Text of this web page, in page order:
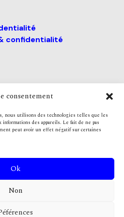
consentement
nous utilisons des technologies telles que les
des appareils. Le fait de ne pas
peut avoir un effet négatif sur certaines
Ok
Non
confidentialité